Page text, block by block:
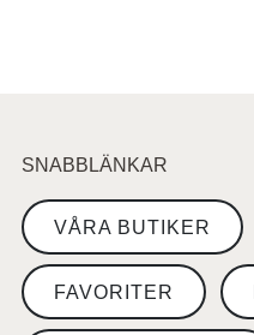
SNABBLÄNKAR
VÅRA BUTIKER
FAVORITER